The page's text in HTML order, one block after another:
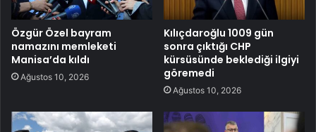
Özgür Özel bayram
namazını memleketi
Manisa’da kıldı
Ağustos 10, 2026
Kılıçdaroğlu 1009 gün
sonra çıktığı CHP
kürsüsünde beklediği ilgiyi
göremedi
Ağustos 10, 2026